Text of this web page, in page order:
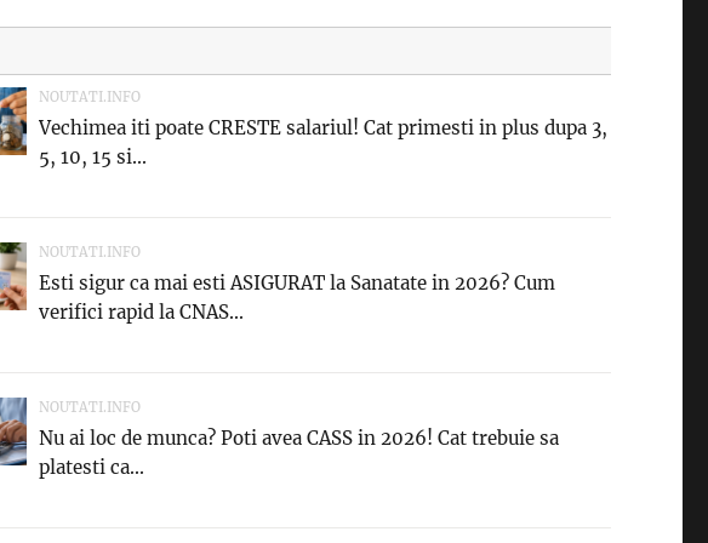
NOUTATI.INFO
Vechimea iti poate CRESTE salariul! Cat primesti in plus dupa 3,
5, 10, 15 si...
NOUTATI.INFO
Esti sigur ca mai esti ASIGURAT la Sanatate in 2026? Cum
verifici rapid la CNAS...
NOUTATI.INFO
Nu ai loc de munca? Poti avea CASS in 2026! Cat trebuie sa
platesti ca...